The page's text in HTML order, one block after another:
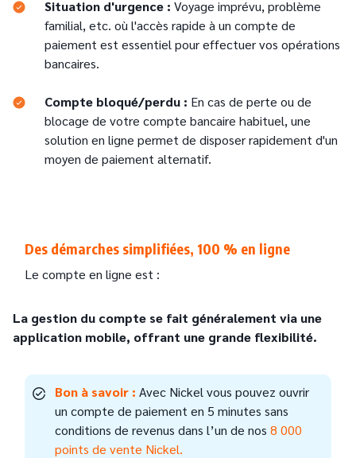
Situation d'urgence : Voyage imprévu, problème
familial, etc. où l'accès rapide à un compte de
paiement est essentiel pour effectuer vos opérations
bancaires.
Compte bloqué/perdu : En cas de perte ou de
blocage de votre compte bancaire habituel, une
solution en ligne permet de disposer rapidement d'un
moyen de paiement alternatif.
Des démarches simplifiées, 100 % en ligne
Le compte en ligne est :
La gestion du compte se fait généralement via une
application mobile, offrant une grande flexibilité.
Bon à savoir : Avec Nickel vous pouvez ouvrir
un compte de paiement en 5 minutes sans
conditions de revenus dans l’un de nos 8 000
points de vente Nickel.